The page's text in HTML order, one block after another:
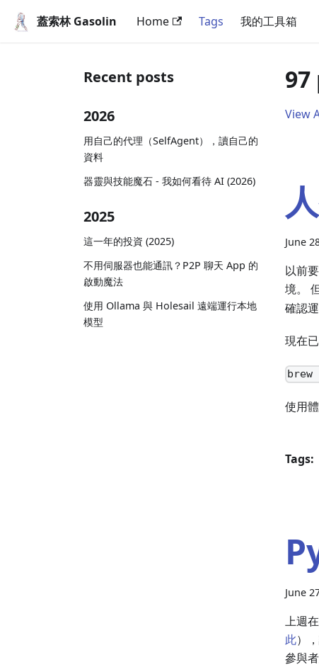
蓋索林 Gasolin Home Tags 我的工具箱
Recent posts
2026
用自己的代理（SelfAgent），讀自己的
資料
器靈與技能魔石 - 我如何看待 AI (2026)
2025
這一年的投資 (2025)
不用伺服器也能通訊？P2P 聊天 App 的
啟動魔法
使用 Ollama 與 Holesail 遠端運行本地
模型
View
June
以前
境。
確認
現在
使用
Tags:
June
上週
此）
參與